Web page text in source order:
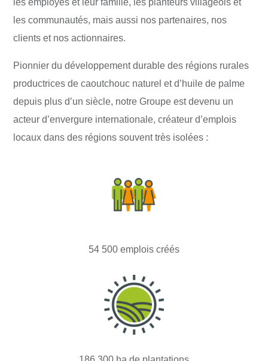
les employés et leur famille, les planteurs villageois et
les communautés, mais aussi nos partenaires, nos
clients et nos actionnaires.
Pionnier du développement durable des régions rurales
productrices de caoutchouc naturel et d’huile de palme
depuis plus d’un siècle, notre Groupe est devenu un
acteur d’envergure internationale, créateur d’emplois
locaux dans des régions souvent très isolées :
54 500 emplois créés